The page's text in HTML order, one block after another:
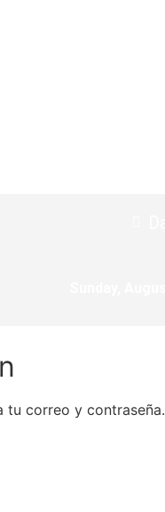
tu correo y contraseña.